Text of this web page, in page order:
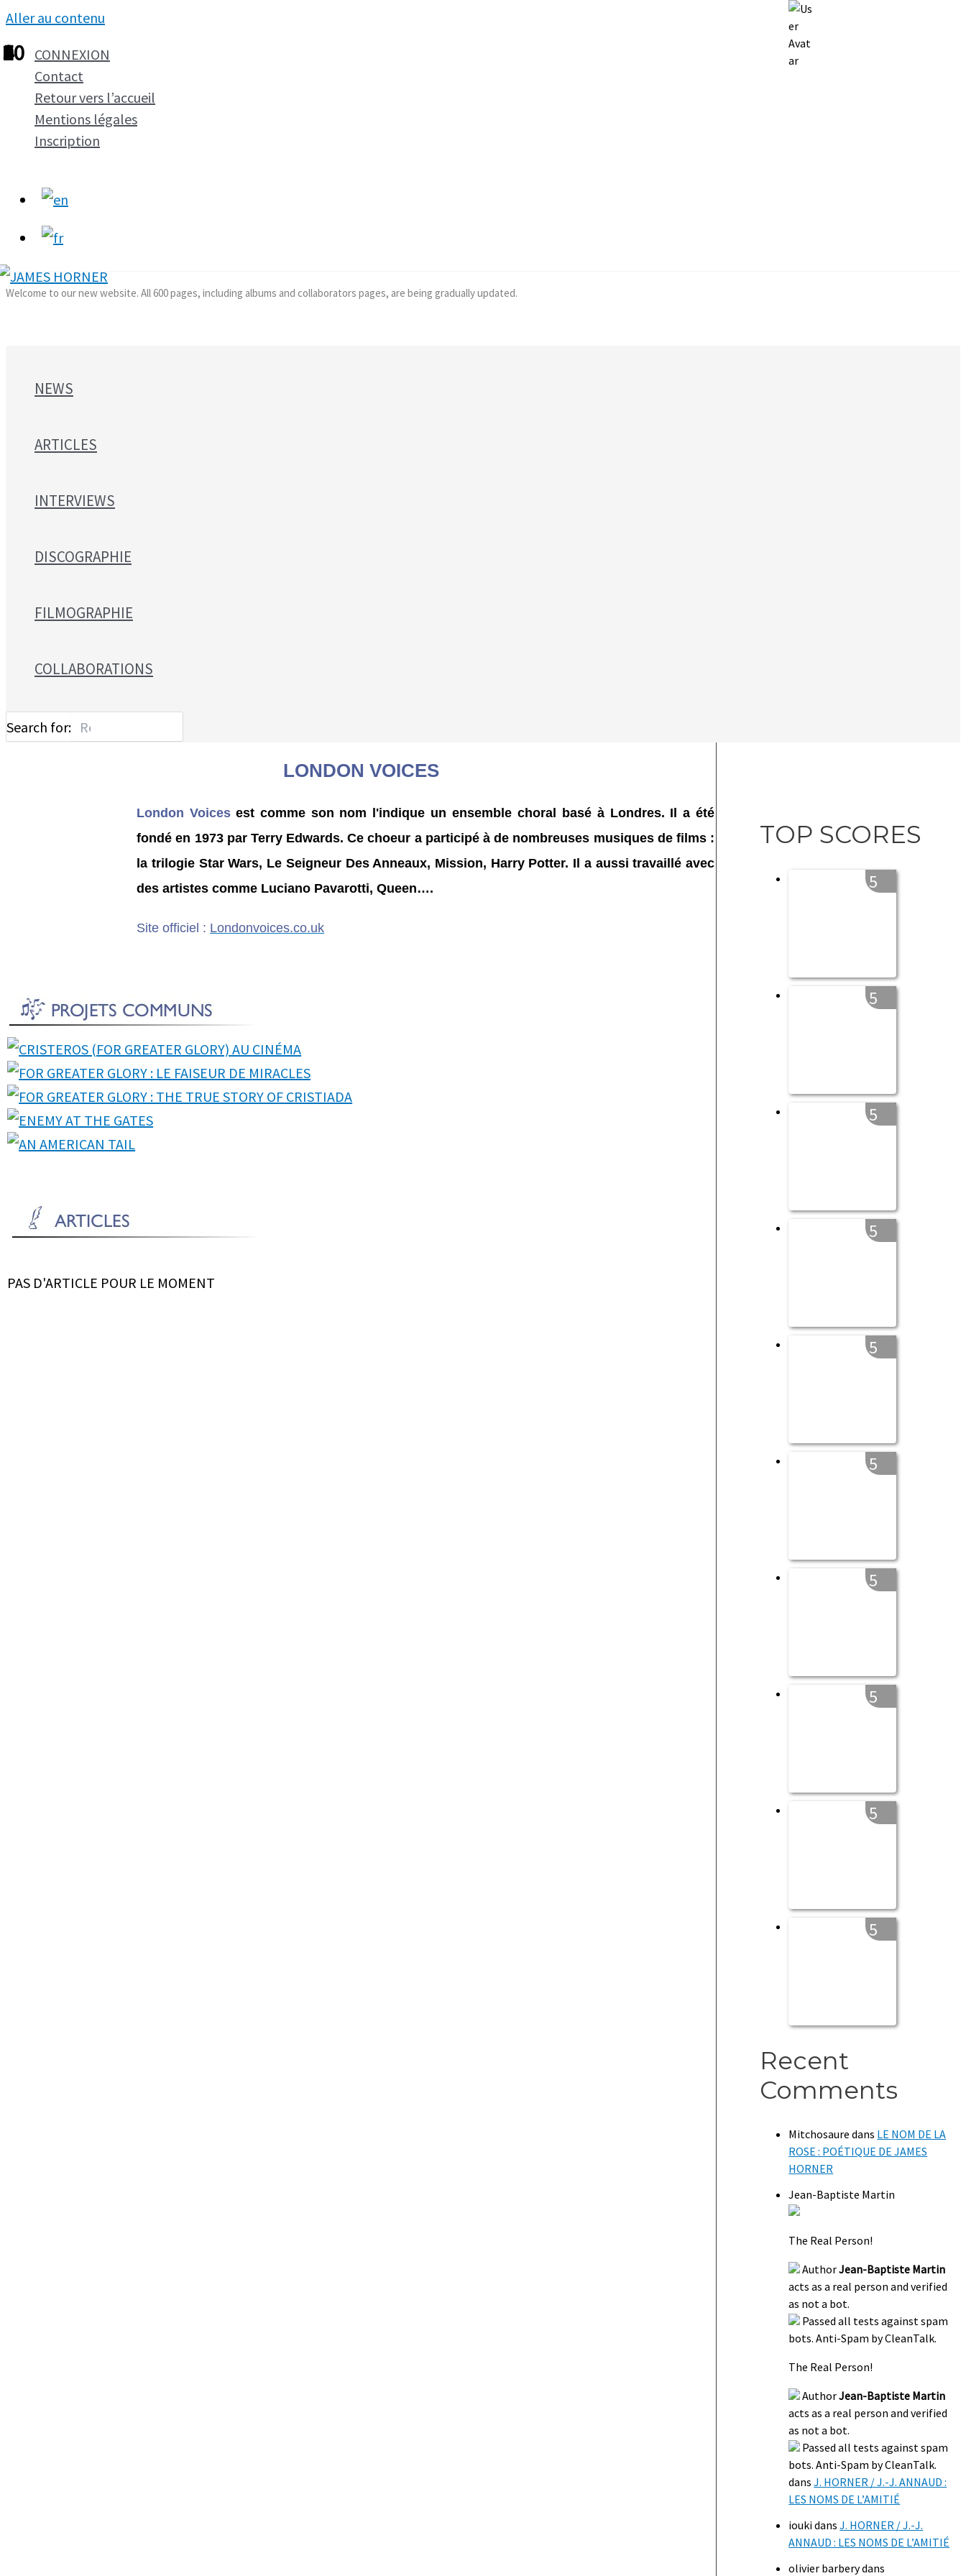
Aller au contenu
CONNEXION
Contact
Retour vers l’accueil
Mentions légales
Inscription
Welcome to our new website. All 600 pages, including albums and collaborators pages, are being gradually updated.
NEWS
ARTICLES
INTERVIEWS
DISCOGRAPHIE
FILMOGRAPHIE
COLLABORATIONS
Search for:
LONDON VOICES
London Voices est comme son nom l'indique un ensemble choral basé à Londres. Il a été
fondé en 1973 par Terry Edwards. Ce choeur a participé à de nombreuses musiques de films :
la trilogie Star Wars, Le Seigneur Des Anneaux, Mission, Harry Potter. Il a aussi travaillé avec
des artistes comme Luciano Pavarotti, Queen….
Site officiel : Londonvoices.co.uk
PAS D'ARTICLE POUR LE MOMENT
TOP SCORES
1
5
2
5
3
5
4
5
5
5
6
5
7
5
8
5
9
5
10
5
Recent
Comments
Mitchosaure dans LE NOM DE LA
ROSE : POÉTIQUE DE JAMES
HORNER
Jean-Baptiste Martin
The Real Person!
AuthorJean-Baptiste Martin
acts as a real person and verified
as not a bot.
Passed all tests against spam
bots. Anti-Spam by CleanTalk.
The Real Person!
AuthorJean-Baptiste Martin
acts as a real person and verified
as not a bot.
Passed all tests against spam
bots. Anti-Spam by CleanTalk.
dansJ. HORNER / J.-J. ANNAUD :
LES NOMS DE L’AMITIÉ
ioukidansJ. HORNER / J.-J.
ANNAUD : LES NOMS DE L’AMITIÉ
olivier barberydans